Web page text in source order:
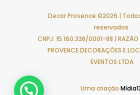
Decor Provence ©2026 |
reservados.
CNPJ: 15.160.338/0001-88 | RAZÃO
PROVENCE DECORAÇÕES E
EVENTOS LTDA
Uma criação